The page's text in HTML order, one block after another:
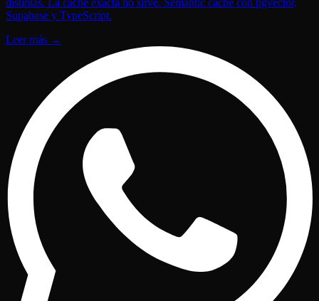
distintas. La caché exacta no sirve. Semantic cache con pgvector,
Supabase y TypeScript.
Leer más →